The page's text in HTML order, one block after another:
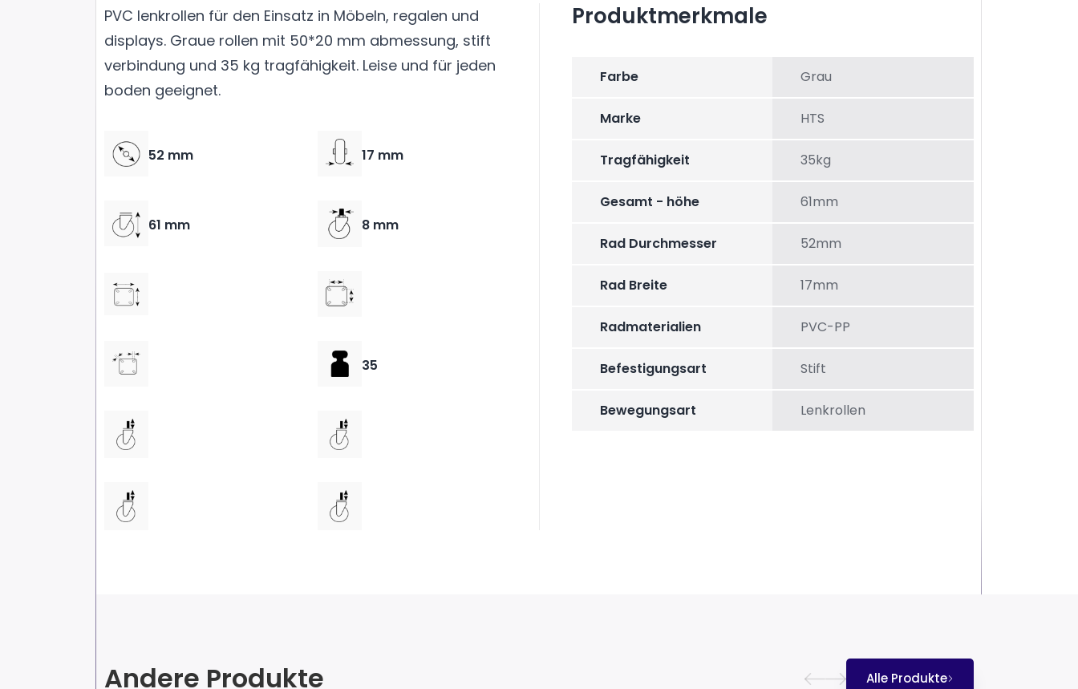
PVC lenkrollen für den Einsatz in Möbeln, regalen und
displays. Graue rollen mit 50*20 mm abmessung, stift
verbindung und 35 kg tragfähigkeit. Leise und für jeden
boden geeignet.
52 mm 17 mm
61 mm 8 mm
35
Produktmerkmale
Farbe Grau
Marke HTS
Tragfähigkeit 35kg
Gesamt - höhe 61mm
Rad Durchmesser 52mm
Rad Breite 17mm
Radmaterialien PVC-PP
Befestigungsart Stift
Bewegungsart Lenkrollen
Andere Produkte Alle Produkte